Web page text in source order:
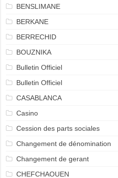
BENSLIMANE
BERKANE
BERRECHID
BOUZNIKA
Bulletin Officiel
Bulletin Officiel
CASABLANCA
Casino
Cession des parts sociales
Changement de dénomination
Changement de gerant
CHEFCHAOUEN